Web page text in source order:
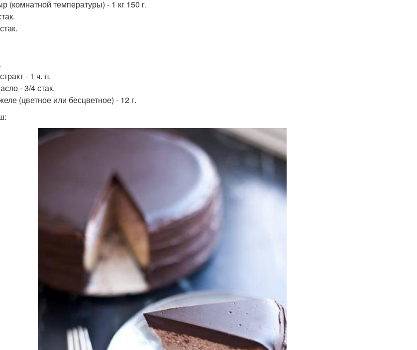
(комнатной температуры) - 1 кг 150 г.
- 1 ч. л.
- 3/4 стак.
(цветное или бесцветное) - 12 г.